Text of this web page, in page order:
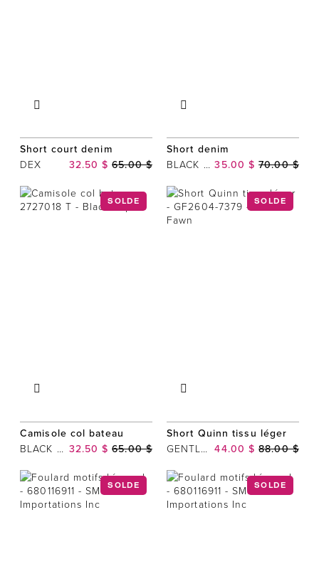
Short court denim
DEX 32.50 $ 65.00 $
Short denim
BLACK TAPE 35.00 $ 70.00 $
SOLDE
Camisole col bateau
BLACK TAPE 32.50 $ 65.00 $
SOLDE
Short Quinn tissu léger
GENTLE FAWN 44.00 $ 88.00 $
SOLDE SOLDE